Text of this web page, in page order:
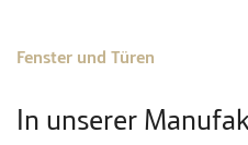
Fenster und Türen
In unserer